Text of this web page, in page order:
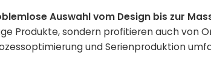
Auswahl vom Design bis zur
Produkte, sondern profitieren auch von
und Serienproduktion